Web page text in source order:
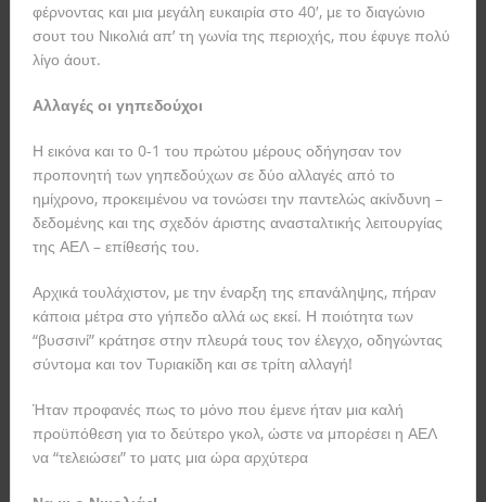
φέρνοντας και μια μεγάλη ευκαιρία στο 40′, με το διαγώνιο
σουτ του Νικολιά απ’ τη γωνία της περιοχής, που έφυγε πολύ
λίγο άουτ.
Αλλαγές οι γηπεδούχοι
Η εικόνα και το 0-1 του πρώτου μέρους οδήγησαν τον
προπονητή των γηπεδούχων σε δύο αλλαγές από το
ημίχρονο, προκειμένου να τονώσει την παντελώς ακίνδυνη –
δεδομένης και της σχεδόν άριστης ανασταλτικής λειτουργίας
της ΑΕΛ – επίθεσής του.
Αρχικά τουλάχιστον, με την έναρξη της επανάληψης, πήραν
κάποια μέτρα στο γήπεδο αλλά ως εκεί. Η ποιότητα των
“βυσσινί” κράτησε στην πλευρά τους τον έλεγχο, οδηγώντας
σύντομα και τον Τυριακίδη και σε τρίτη αλλαγή!
Ήταν προφανές πως το μόνο που έμενε ήταν μια καλή
προϋπόθεση για το δεύτερο γκολ, ώστε να μπορέσει η ΑΕΛ
να “τελειώσει” το ματς μια ώρα αρχύτερα